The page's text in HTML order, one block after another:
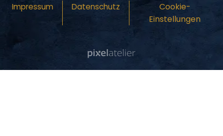
Impressum Datenschutz
Cookie-
Einstellungen